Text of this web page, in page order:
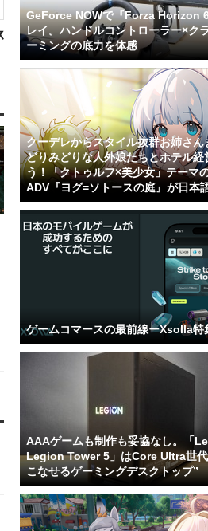
GeForce NOWで『Forza Horizon
レイ。ハンドルコントローラー×ク
ーミングの底力を体感
クーデレからスタイル抜群お姉さん
どりみどりな人外娘たちとホテル経
う！「クトゥルフ×美少女」テーマ
ADV『ヨグ=ソトースの庭』が日本
ゲームコマースの最前線ーXsolla特
AAAゲームも制作も妥協なし。「
Legion Tower 5」はCore Ultra世
こなせるゲーミングデスクトップ”